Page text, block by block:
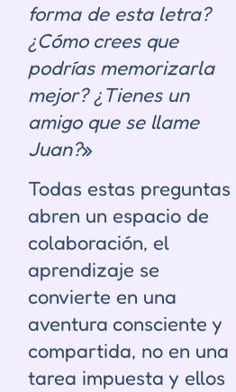
forma de esta letra?
¿Cómo crees que
podrías memorizarla
mejor? ¿Tienes un
amigo que se llame
Juan?»
Todas estas preguntas
abren un espacio de
colaboración, el
aprendizaje se
convierte en una
aventura consciente y
compartida, no en una
tarea impuesta y ellos